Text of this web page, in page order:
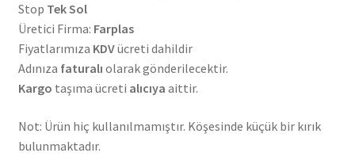
Stop Tek Sol
Üretici Firma: Farplas
Fiyatlarımıza KDVücreti dahildir
Adınıza faturalı olarak gönderilecektir.
Kargo taşıma ücreti alıcıya aittir.
Not: Ürün hiç kullanılmamıştır. Köşesinde küçük bir kırık
bulunmaktadır.